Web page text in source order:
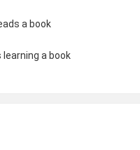
a book
learning a book